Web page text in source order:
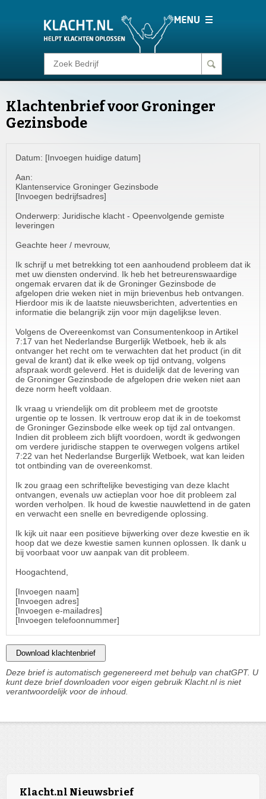
Klacht melden
Consumentenrecht
Login
Klachtenbrief voor Groninger
Gezinsbode
Datum: [Invoegen huidige datum]
Aan:
Klantenservice Groninger Gezinsbode
[Invoegen bedrijfsadres]
Onderwerp: Juridische klacht - Opeenvolgende gemiste
leveringen
Geachte heer / mevrouw,
Ik schrijf u met betrekking tot een aanhoudend probleem dat ik
met uw diensten ondervind. Ik heb het betreurenswaardige
ongemak ervaren dat ik de Groninger Gezinsbode de
afgelopen drie weken niet in mijn brievenbus heb ontvangen.
Hierdoor mis ik de laatste nieuwsberichten, advertenties en
informatie die belangrijk zijn voor mijn dagelijkse leven.
Volgens de Overeenkomst van Consumentenkoop in Artikel
7:17 van het Nederlandse Burgerlijk Wetboek, heb ik als
ontvanger het recht om te verwachten dat het product (in dit
geval de krant) dat ik elke week op tijd ontvang, volgens
afspraak wordt geleverd. Het is duidelijk dat de levering van
de Groninger Gezinsbode de afgelopen drie weken niet aan
deze norm heeft voldaan.
Ik vraag u vriendelijk om dit probleem met de grootste
urgentie op te lossen. Ik vertrouw erop dat ik in de toekomst
de Groninger Gezinsbode elke week op tijd zal ontvangen.
Indien dit probleem zich blijft voordoen, wordt ik gedwongen
om verdere juridische stappen te overwegen volgens artikel
7:22 van het Nederlandse Burgerlijk Wetboek, wat kan leiden
tot ontbinding van de overeenkomst.
Ik zou graag een schriftelijke bevestiging van deze klacht
ontvangen, evenals uw actieplan voor hoe dit probleem zal
worden verholpen. Ik houd de kwestie nauwlettend in de gaten
en verwacht een snelle en bevredigende oplossing.
Ik kijk uit naar een positieve bijwerking over deze kwestie en ik
hoop dat we deze kwestie samen kunnen oplossen. Ik dank u
bij voorbaat voor uw aanpak van dit probleem.
Hoogachtend,
[Invoegen naam]
[Invoegen adres]
[Invoegen e-mailadres]
[Invoegen telefoonnummer]
Download klachtenbrief
Deze brief is automatisch gegenereerd met behulp van chatGPT. U
kunt deze brief downloaden voor eigen gebruik Klacht.nl is niet
verantwoordelijk voor de inhoud.
Klacht.nl Nieuwsbrief